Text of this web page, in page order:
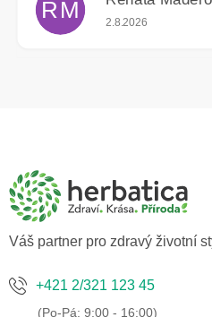
RM Hodnocení
2.8.2026
a
Váš partner pro zdravý životní
+421 2/321 123 45